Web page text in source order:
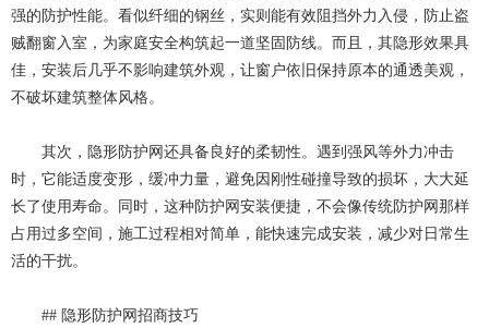
强的防护性能。看似纤细的钢丝，实则能有效阻挡外力入侵，防止盗
贼翻窗入室，为家庭安全构筑起一道坚固防线。而且，其隐形效果具
佳，安装后几乎不影响建筑外观，让窗户依旧保持原本的通透美观，
不破坏建筑整体风格。
其次，隐形防护网还具备良好的柔韧性。遇到强风等外力冲击
时，它能适度变形，缓冲力量，避免因刚性碰撞导致的损坏，大大延
长了使用寿命。同时，这种防护网安装便捷，不会像传统防护网那样
占用过多空间，施工过程相对简单，能快速完成安装，减少对日常生
活的干扰。
## 隐形防护网招商技巧